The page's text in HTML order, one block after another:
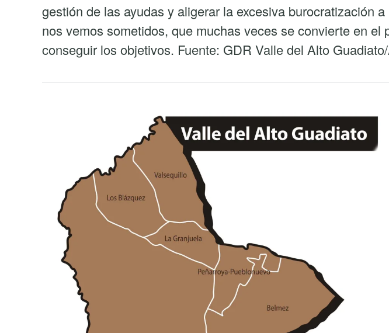
gestión de las ayudas y aligerar la excesiva burocratización
nos vemos sometidos, que muchas veces se convierte en el
conseguir los objetivos. Fuente: GDR Valle del Alto